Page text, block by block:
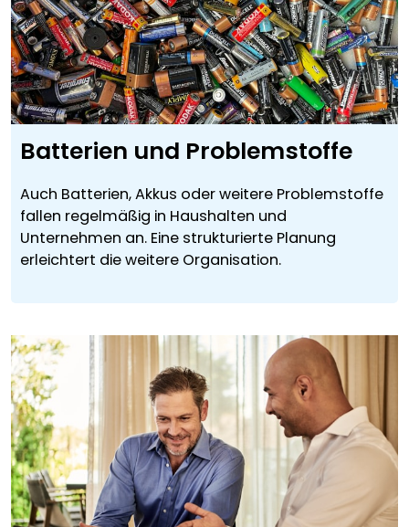
Batterien und Problemstoffe
Auch Batterien, Akkus oder weitere Problemstoffe
fallen regelmäßig in Haushalten und
Unternehmen an. Eine strukturierte Planung
erleichtert die weitere Organisation.